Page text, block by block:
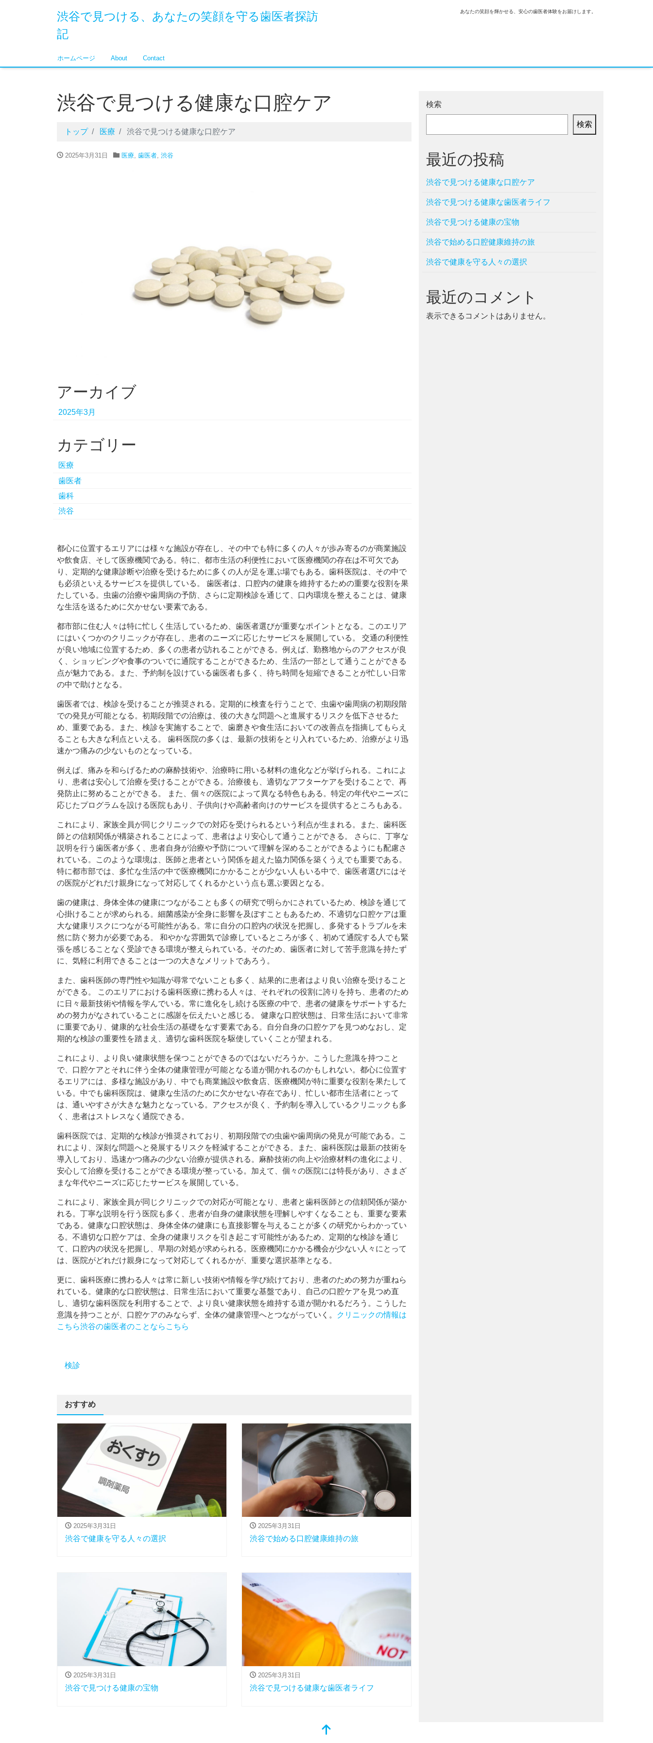
渋谷で見つける、あなたの笑顔を守る歯医者探訪
記
あなたの笑顔を輝かせる、安心の歯医者体験をお届けします。
ホームページ About Contact
渋谷で見つける健康な口腔ケア
トップ 医療 渋谷で見つける健康な口腔ケア
2025年3月31日 医療, 歯医者, 渋谷
アーカイブ
2025年3月
カテゴリー
医療
歯医者
歯科
渋谷
都心に位置するエリアには様々な施設が存在し、その中でも特に多くの人々が歩み寄るのが商業施設
や飲食店、そして医療機関である。 特に、都市生活の利便性において医療機関の存在は不可欠であ
り、定期的な健康診断や治療を受けるために多くの人が足を運ぶ場でもある。歯科医院は、その中で
も必須といえるサービスを提供している。 歯医者は、口腔内の健康を維持するための重要な役割を果
たしている。虫歯の治療や歯周病の予防、さらに定期検診を通じて、口内環境を整えることは、健康
な生活を送るために欠かせない要素である。
都市部に住む人々は特に忙しく生活しているため、歯医者選びが重要なポイントとなる。このエリア
にはいくつかのクリニックが存在し、患者のニーズに応じたサービスを展開している。 交通の利便性
が良い地域に位置するため、多くの患者が訪れることができる。例えば、勤務地からのアクセスが良
く、ショッピングや食事のついでに通院することができるため、生活の一部として通うことができる
点が魅力である。また、予約制を設けている歯医者も多く、待ち時間を短縮できることが忙しい日常
の中で助けとなる。
歯医者では、検診を受けることが推奨される。定期的に検査を行うことで、虫歯や歯周病の初期段階
での発見が可能となる。初期段階での治療は、後の大きな問題へと進展するリスクを低下させるた
め、重要である。また、検診を実施することで、歯磨きや食生活においての改善点を指摘してもらえ
ることも大きな利点といえる。 歯科医院の多くは、最新の技術をとり入れているため、治療がより迅
速かつ痛みの少ないものとなっている。
例えば、痛みを和らげるための麻酔技術や、治療時に用いる材料の進化などが挙げられる。これによ
り、患者は安心して治療を受けることができる。治療後も、適切なアフターケアを受けることで、再
発防止に努めることができる。 また、個々の医院によって異なる特色もある。特定の年代やニーズに
応じたプログラムを設ける医院もあり、子供向けや高齢者向けのサービスを提供するところもある。
これにより、家族全員が同じクリニックでの対応を受けられるという利点が生まれる。また、歯科医
師との信頼関係が構築されることによって、患者はより安心して通うことができる。 さらに、丁寧な
説明を行う歯医者が多く、患者自身が治療や予防について理解を深めることができるようにも配慮さ
れている。このような環境は、医師と患者という関係を超えた協力関係を築くうえでも重要である。
特に都市部では、多忙な生活の中で医療機関にかかることが少ない人もいる中で、歯医者選びにはそ
の医院がどれだけ親身になって対応してくれるかという点も選ぶ要因となる。
歯の健康は、身体全体の健康につながることも多くの研究で明らかにされているため、検診を通じて
心掛けることが求められる。細菌感染が全身に影響を及ぼすこともあるため、不適切な口腔ケアは重
大な健康リスクにつながる可能性がある。常に自分の口腔内の状況を把握し、多発するトラブルを未
然に防ぐ努力が必要である。 和やかな雰囲気で診療しているところが多く、初めて通院する人でも緊
張を感じることなく受診できる環境が整えられている。そのため、歯医者に対して苦手意識を持たず
に、気軽に利用できることは一つの大きなメリットであろう。
また、歯科医師の専門性や知識が尋常でないことも多く、結果的に患者はより良い治療を受けること
ができる。 このエリアにおける歯科医療に携わる人々は、それぞれの役割に誇りを持ち、患者のため
に日々最新技術や情報を学んでいる。常に進化をし続ける医療の中で、患者の健康をサポートするた
めの努力がなされていることに感謝を伝えたいと感じる。 健康な口腔状態は、日常生活において非常
に重要であり、健康的な社会生活の基礎をなす要素である。自分自身の口腔ケアを見つめなおし、定
期的な検診の重要性を踏まえ、適切な歯科医院を駆使していくことが望まれる。
これにより、より良い健康状態を保つことができるのではないだろうか。こうした意識を持つこと
で、口腔ケアとそれに伴う全体の健康管理が可能となる道が開かれるのかもしれない。都心に位置す
るエリアには、多様な施設があり、中でも商業施設や飲食店、医療機関が特に重要な役割を果たして
いる。中でも歯科医院は、健康な生活のために欠かせない存在であり、忙しい都市生活者にとって
は、通いやすさが大きな魅力となっている。アクセスが良く、予約制を導入しているクリニックも多
く、患者はストレスなく通院できる。
歯科医院では、定期的な検診が推奨されており、初期段階での虫歯や歯周病の発見が可能である。こ
れにより、深刻な問題へと発展するリスクを軽減することができる。また、歯科医院は最新の技術を
導入しており、迅速かつ痛みの少ない治療が提供される。麻酔技術の向上や治療材料の進化により、
安心して治療を受けることができる環境が整っている。加えて、個々の医院には特長があり、さまざ
まな年代やニーズに応じたサービスを展開している。
これにより、家族全員が同じクリニックでの対応が可能となり、患者と歯科医師との信頼関係が築か
れる。丁寧な説明を行う医院も多く、患者が自身の健康状態を理解しやすくなることも、重要な要素
である。健康な口腔状態は、身体全体の健康にも直接影響を与えることが多くの研究からわかってい
る。不適切な口腔ケアは、全身の健康リスクを引き起こす可能性があるため、定期的な検診を通じ
て、口腔内の状況を把握し、早期の対処が求められる。医療機関にかかる機会が少ない人々にとって
は、医院がどれだけ親身になって対応してくれるかが、重要な選択基準となる。
更に、歯科医療に携わる人々は常に新しい技術や情報を学び続けており、患者のための努力が重ねら
れている。健康的な口腔状態は、日常生活において重要な基盤であり、自己の口腔ケアを見つめ直
し、適切な歯科医院を利用することで、より良い健康状態を維持する道が開かれるだろう。こうした
意識を持つことが、口腔ケアのみならず、全体の健康管理へとつながっていく。
クリニックの情報は
こちら渋谷の歯医者のことならこちら
検診
おすすめ
2025年3月31日
渋谷で健康を守る人々の選択
2025年3月31日
渋谷で始める口腔健康維持の旅
2025年3月31日
渋谷で見つける健康の宝物
2025年3月31日
渋谷で見つける健康な歯医者ライフ
検索
検索
最近の投稿
渋谷で見つける健康な口腔ケア
渋谷で見つける健康な歯医者ライフ
渋谷で見つける健康の宝物
渋谷で始める口腔健康維持の旅
渋谷で健康を守る人々の選択
最近のコメント
表示できるコメントはありません。